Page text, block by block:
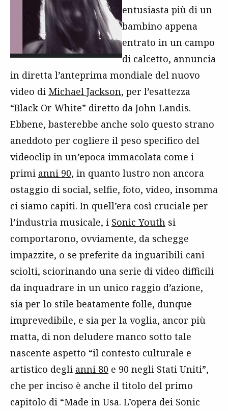
entusiasta più di un
bambino appena
entrato in un campo
di calcetto, annuncia
in diretta l’anteprima mondiale del nuovo
video di Michael Jackson, per l’esattezza
“Black Or White” diretto da John Landis.
Ebbene, basterebbe anche solo questo strano
aneddoto per cogliere il peso specifico del
videoclip in un’epoca immacolata come i
primi anni 90, in quanto lustro non ancora
ostaggio di social, selfie, foto, video, insomma
ci siamo capiti. In quell’era così cruciale per
l’industria musicale, i Sonic Youth si
comportarono, ovviamente, da schegge
impazzite, o se preferite da inguaribili cani
sciolti, sciorinando una serie di video difficili
da inquadrare in un unico raggio d’azione,
sia per lo stile beatamente folle, dunque
imprevedibile, e sia per la voglia, ancor più
matta, di non deludere manco sotto tale
nascente aspetto “il contesto culturale e
artistico degli anni 80 e 90 negli Stati Uniti”,
che per inciso è anche il titolo del primo
capitolo di “Made in Usa. L’opera dei Sonic